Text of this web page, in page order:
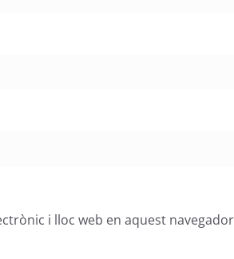
i lloc web en aquest